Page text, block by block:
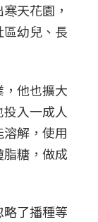
天花園，
幼兒、長
他也擴大
入一成人
解，使用
糖，做成
略了播種等